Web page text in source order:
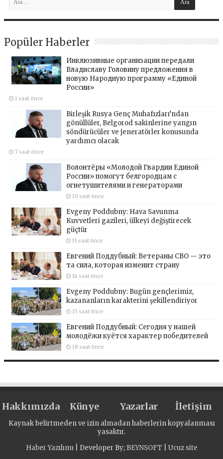
Popüler Haberler
Инклюзивные организации передали
Владиславу Головину предложения в
новую Народную программу «Единой
России»
1 saat önce
Birleşik Rusya Genç Muhafızları’ndan
gönüllüler, Belgorod sakinlerine yangın
söndürücüler ve jeneratörler konusunda
yardımcı olacak
7 saat önce
Волонтёры «Молодой Гвардии Единой
России» помогут белгородцам с
огнетушителями и генераторами
10 saat önce
Evgeny Poddubny: Hava Savunma
Kuvvetleri gazileri, ülkeyi değiştirecek
güçtür
11 saat önce
Евгений Поддубный: Ветераны СВО — это
та сила, которая изменит страну
14 saat önce
Evgeny Poddubny: Bugün gençlerimiz,
kazananların karakterini şekillendiriyor
15 saat önce
Евгений Поддубный: Сегодня у нашей
молодёжи куётся характер победителей
18 saat önce
Hakkımızda Künye Yazarlar İletişim
Kaynak belirtmeden ve izin almadan haberlerin kopyalanması
yasaktır.
Haber Yazılımı| Developer By; BEYNSOFT Ucuz site